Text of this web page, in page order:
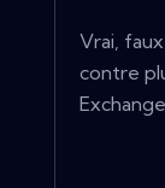
Vrai,
contre